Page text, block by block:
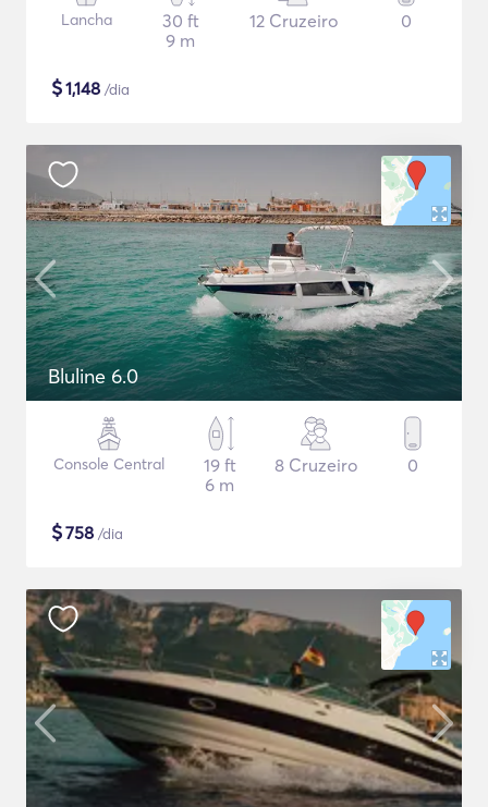
Lancha
30 ft
9 m
12 Cruzeiro 0
$1,148 /dia
Bluline 6.0
Console Central
19 ft
6 m
8 Cruzeiro 0
$758 /dia